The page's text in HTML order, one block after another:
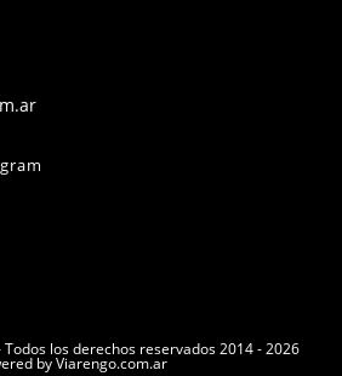
Opens
application
los derechos reservados 2014 - 2026
by Viarengo.com.ar